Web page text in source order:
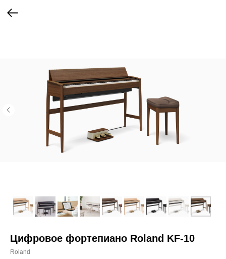
Цифровое фортепиано Roland KF-10
Roland